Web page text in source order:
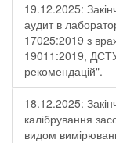
19.12.2025:
аудит в
17025:2019 з
19011:2019,
рекомендацій".
18.12.2025:
калібрування
видом